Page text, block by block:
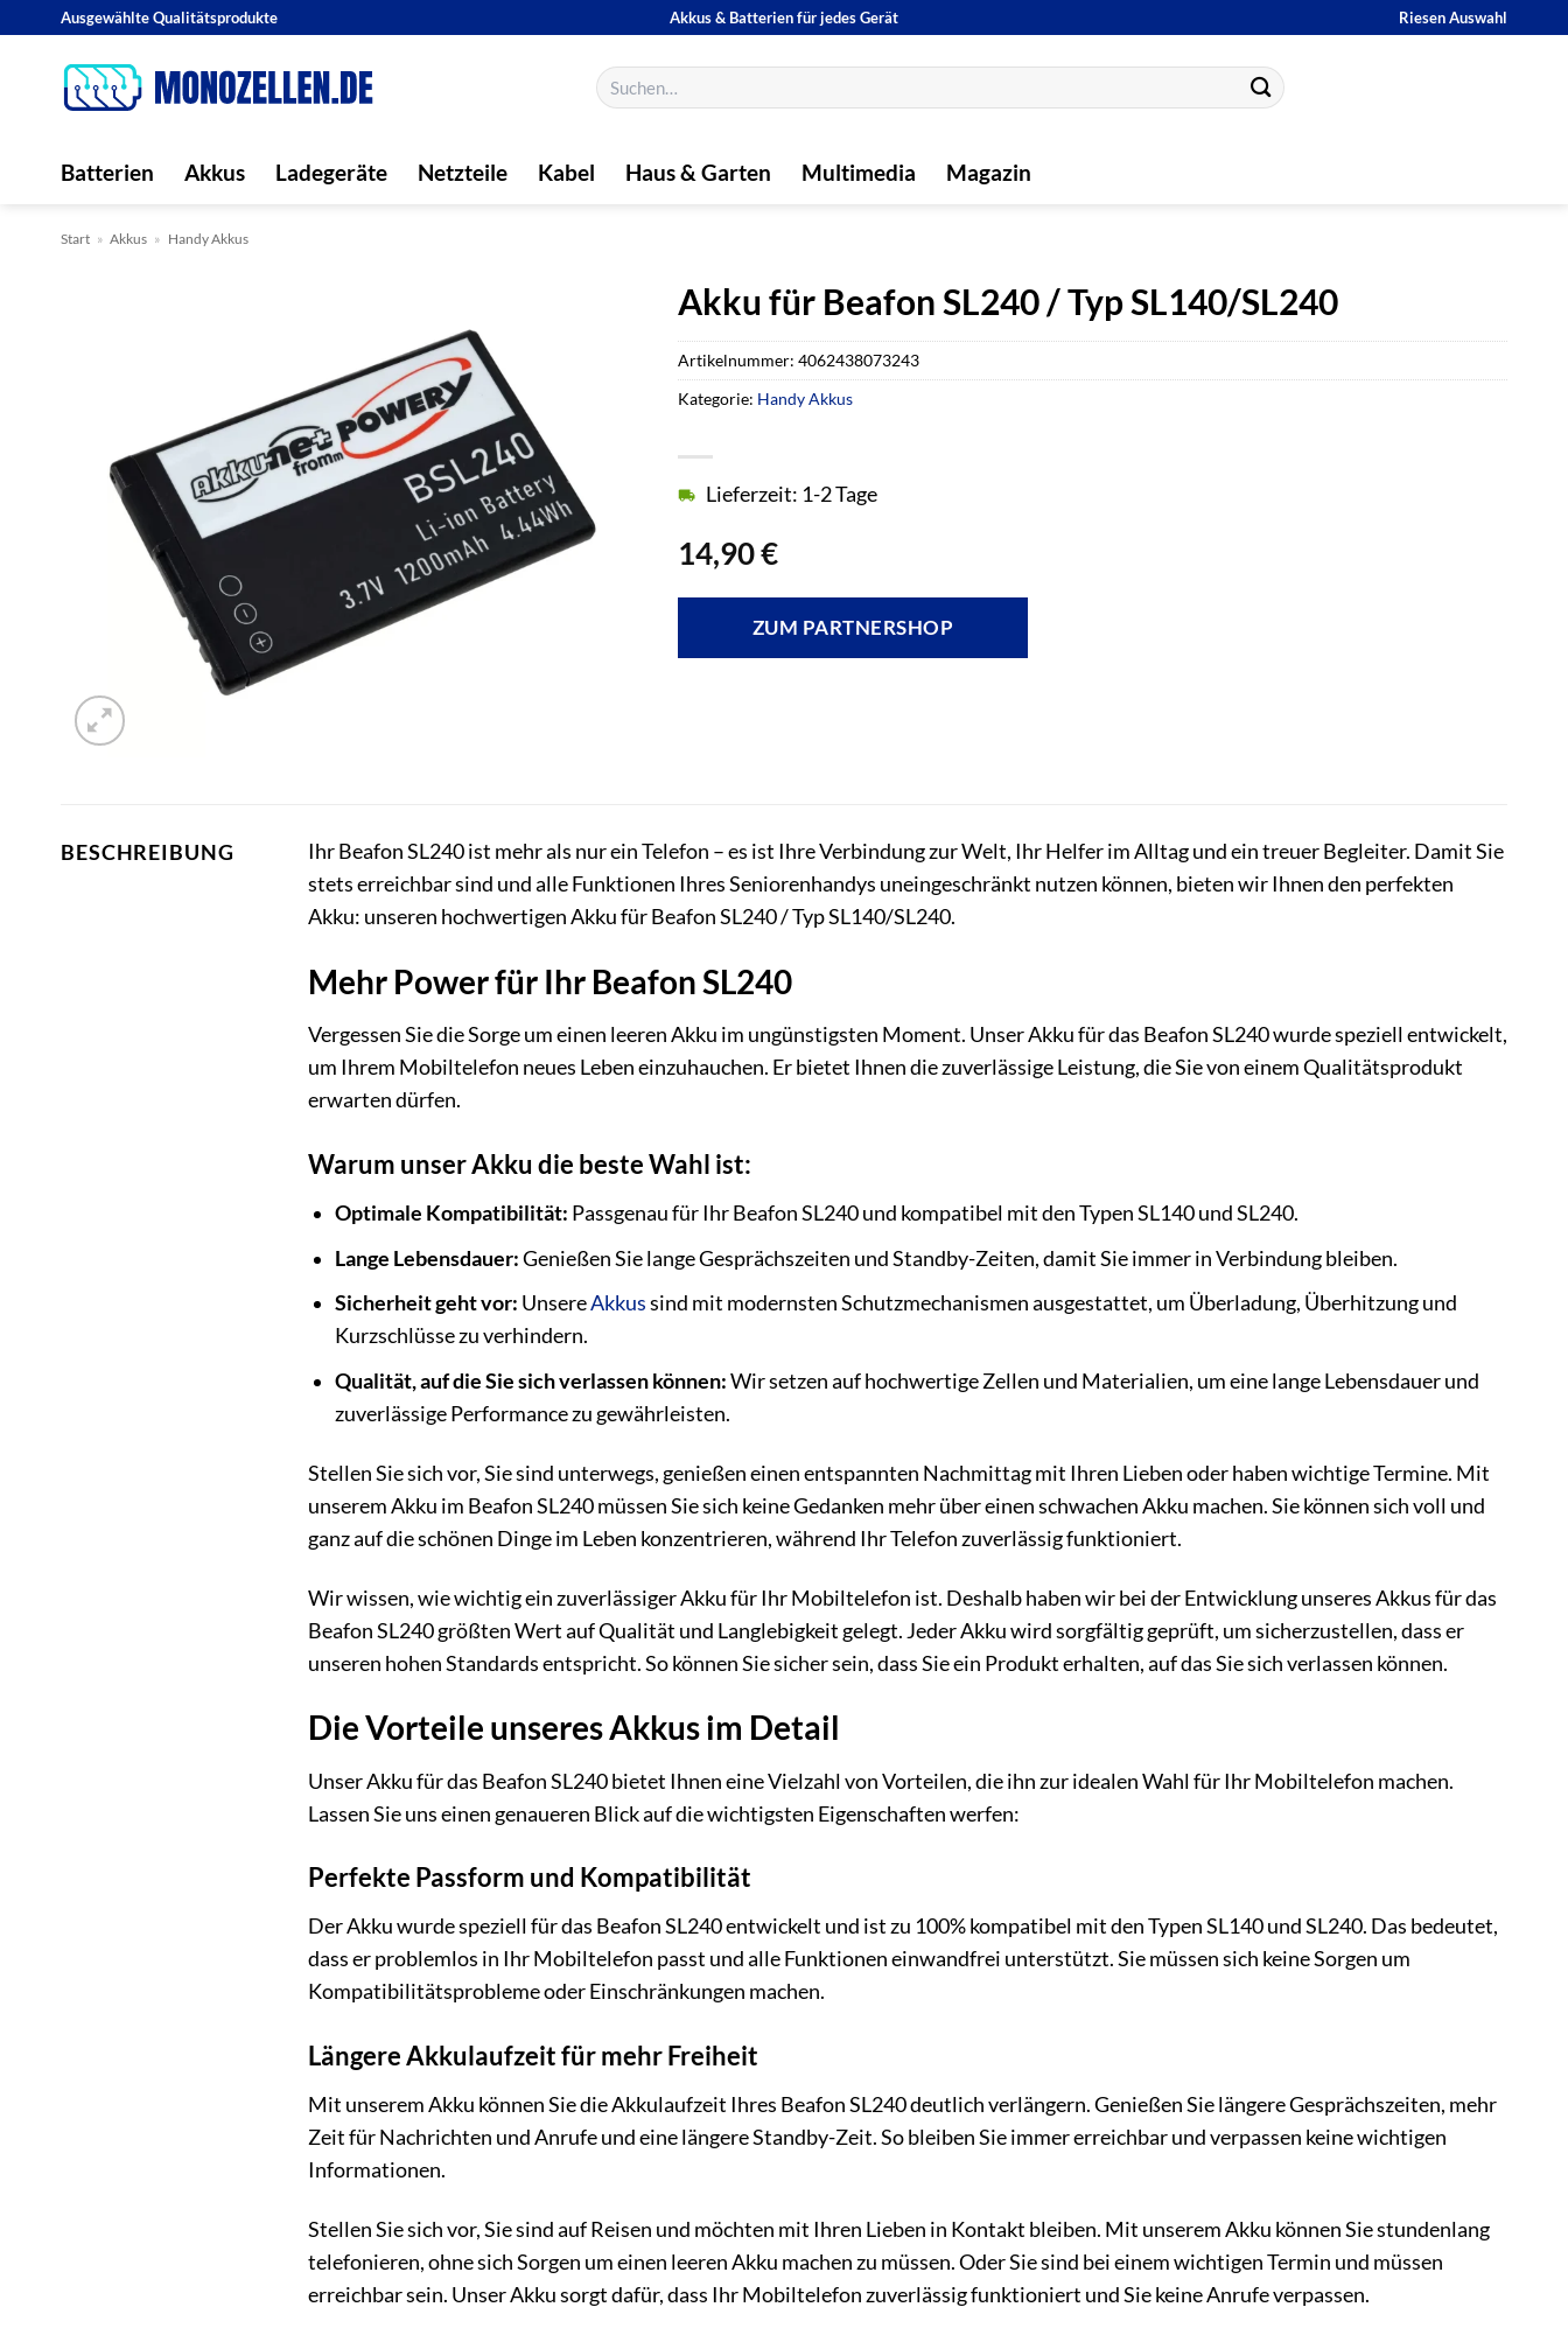
springen
Ausgewählte Qualitätsprodukte Akkus & Batterien für jedes Gerät Riesen Auswahl
Suchen
nach:
Batterien Akkus Ladegeräte Netzteile Kabel Haus & Garten Multimedia Magazin
Start » Akkus » Handy Akkus
Akku für Beafon SL240 / Typ SL140/SL240
14,90€
Lieferzeit: 1-2 Tage
ZUM PARTNERSHOP
Artikelnummer:4062438073243
Kategorie: Handy Akkus
BESCHREIBUNG
Ihr Beafon SL240 ist mehr als nur ein Telefon – es ist Ihre Verbindung zur Welt, Ihr Helfer im Alltag und ein treuer Begleiter. Damit Sie
stets erreichbar sind und alle Funktionen Ihres Seniorenhandys uneingeschränkt nutzen können, bieten wir Ihnen den perfekten
Akku: unseren hochwertigen Akku für Beafon SL240 / Typ SL140/SL240.
Mehr Power für Ihr Beafon SL240
Vergessen Sie die Sorge um einen leeren Akku im ungünstigsten Moment. Unser Akku für das Beafon SL240 wurde speziell entwickelt,
um Ihrem Mobiltelefon neues Leben einzuhauchen. Er bietet Ihnen die zuverlässige Leistung, die Sie von einem Qualitätsprodukt
erwarten dürfen.
Warum unser Akku die beste Wahl ist:
Optimale Kompatibilität: Passgenau für Ihr Beafon SL240 und kompatibel mit den Typen SL140 und SL240.
Lange Lebensdauer:Genießen Sie lange Gesprächszeiten und Standby-Zeiten, damit Sie immer in Verbindung bleiben.
Sicherheit geht vor: UnsereAkkussind mit modernsten Schutzmechanismen ausgestattet, um Überladung, Überhitzung und
Kurzschlüsse zu verhindern.
Qualität, auf die Sie sich verlassen können:Wir setzen auf hochwertige Zellen und Materialien, um eine lange Lebensdauer und
zuverlässige Performance zu gewährleisten.
Stellen Sie sich vor, Sie sind unterwegs, genießen einen entspannten Nachmittag mit Ihren Lieben oder haben wichtige Termine. Mit
unserem Akku im Beafon SL240 müssen Sie sich keine Gedanken mehr über einen schwachen Akku machen. Sie können sich voll und
ganz auf die schönen Dinge im Leben konzentrieren, während Ihr Telefon zuverlässig funktioniert.
Wir wissen, wie wichtig ein zuverlässiger Akku für Ihr Mobiltelefon ist. Deshalb haben wir bei der Entwicklung unseres Akkus für das
Beafon SL240 größten Wert auf Qualität und Langlebigkeit gelegt. Jeder Akku wird sorgfältig geprüft, um sicherzustellen, dass er
unseren hohen Standards entspricht. So können Sie sicher sein, dass Sie ein Produkt erhalten, auf das Sie sich verlassen können.
Die Vorteile unseres Akkus im Detail
Unser Akku für das Beafon SL240 bietet Ihnen eine Vielzahl von Vorteilen, die ihn zur idealen Wahl für Ihr Mobiltelefon machen.
Lassen Sie uns einen genaueren Blick auf die wichtigsten Eigenschaften werfen:
Perfekte Passform und Kompatibilität
Der Akku wurde speziell für das Beafon SL240 entwickelt und ist zu 100% kompatibel mit den Typen SL140 und SL240. Das bedeutet,
dass er problemlos in Ihr Mobiltelefon passt und alle Funktionen einwandfrei unterstützt. Sie müssen sich keine Sorgen um
Kompatibilitätsprobleme oder Einschränkungen machen.
Längere Akkulaufzeit für mehr Freiheit
Mit unserem Akku können Sie die Akkulaufzeit Ihres Beafon SL240 deutlich verlängern. Genießen Sie längere Gesprächszeiten, mehr
Zeit für Nachrichten und Anrufe und eine längere Standby-Zeit. So bleiben Sie immer erreichbar und verpassen keine wichtigen
Informationen.
Stellen Sie sich vor, Sie sind auf Reisen und möchten mit Ihren Lieben in Kontakt bleiben. Mit unserem Akku können Sie stundenlang
telefonieren, ohne sich Sorgen um einen leeren Akku machen zu müssen. Oder Sie sind bei einem wichtigen Termin und müssen
erreichbar sein. Unser Akku sorgt dafür, dass Ihr Mobiltelefon zuverlässig funktioniert und Sie keine Anrufe verpassen.